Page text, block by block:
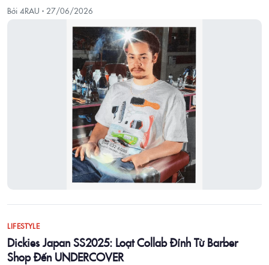
Bởi 4RAU · 27/06/2026
LIFESTYLE
Dickies Japan SS2025: Loạt Collab Đỉnh Từ Barber
Shop Đến UNDERCOVER